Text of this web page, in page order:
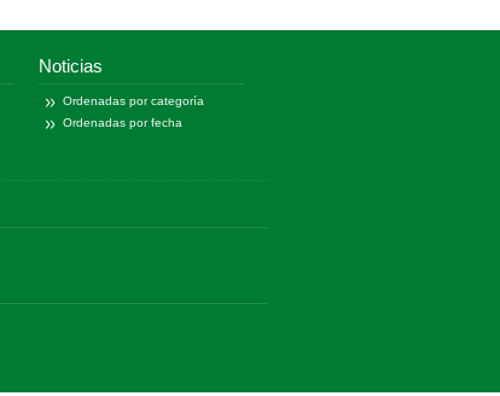
Noticias
Ordenadas por categoría
Ordenadas por fecha